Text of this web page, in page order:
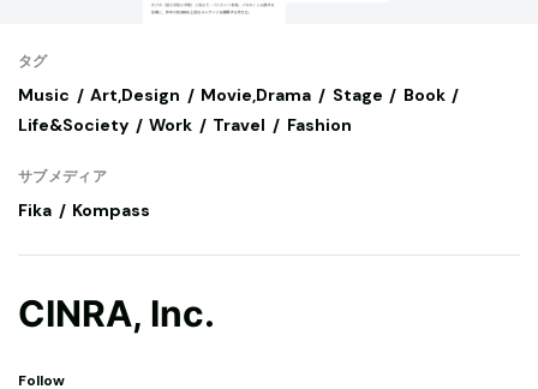
タグ
Music Art,Design Movie,Drama Stage
Book
Life&Society
Work Travel Fashion
サブメディア
Fika Kompass
CINRA, Inc.
Follow